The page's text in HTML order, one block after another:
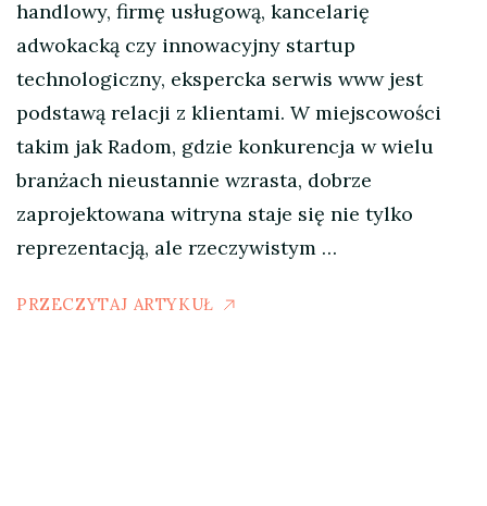
handlowy, firmę usługową, kancelarię
adwokacką czy innowacyjny startup
technologiczny, ekspercka serwis www jest
podstawą relacji z klientami. W miejscowości
takim jak Radom, gdzie konkurencja w wielu
branżach nieustannie wzrasta, dobrze
zaprojektowana witryna staje się nie tylko
reprezentacją, ale rzeczywistym …
PRZECZYTAJ ARTYKUŁ